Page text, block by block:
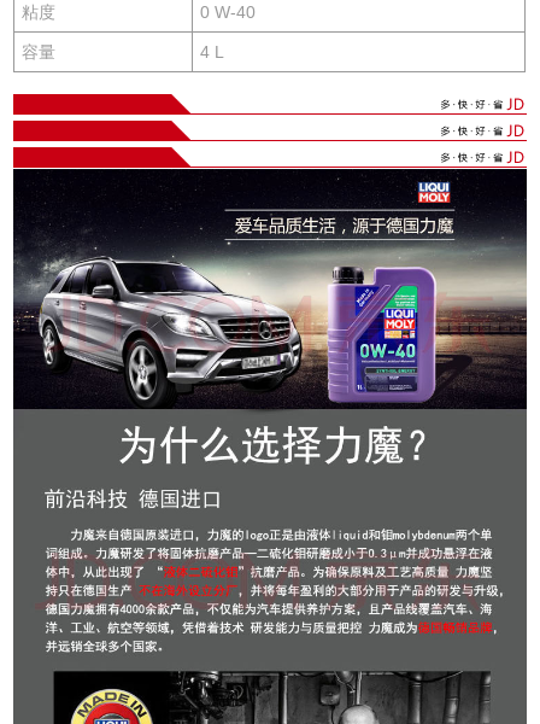
粘度 0 W-40
容量 4 L